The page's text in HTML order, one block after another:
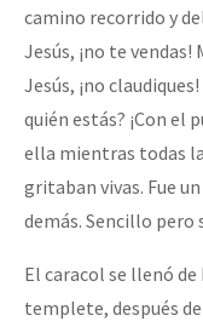
Otras secciones
Semillero Guerra
la naturaleza bajo
Libros para descargar
Medios Libres
Eventos
camino recorrido y
Jesús, ¡no te vendas!
Jesús, ¡no
quién estás? ¡Con el
ella mientras todas
gritaban vivas. Fue
demás. Sencillo pero
El caracol se llenó
templete, después